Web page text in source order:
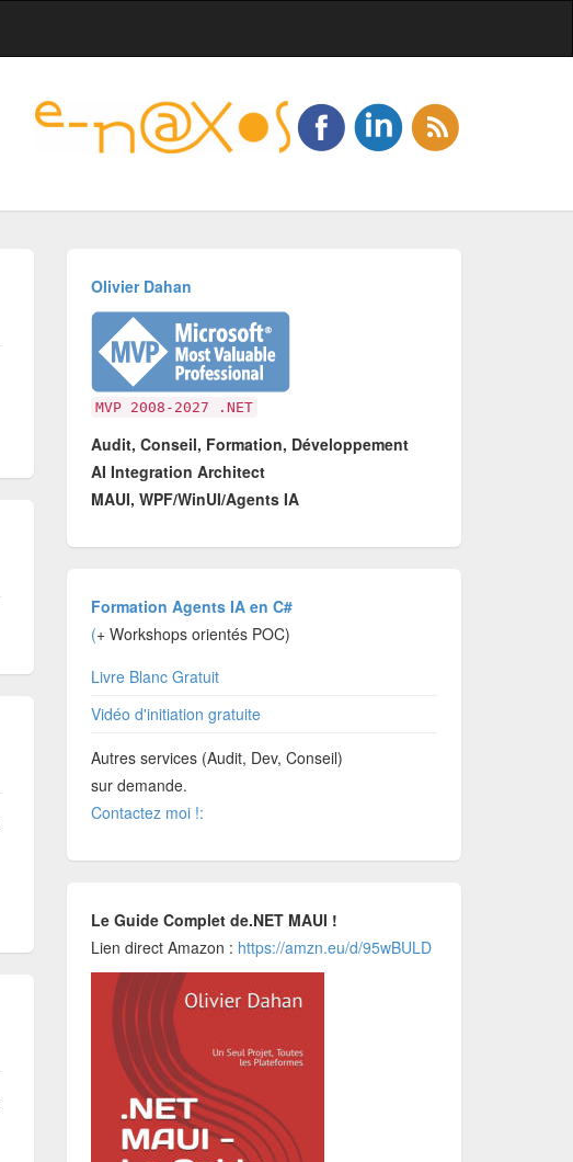
Olivier Dahan
MVP 2008-2027 .NET
Audit, Conseil, Formation, Développement
AI Integration Architect
MAUI, WPF/WinUI/Agents IA
Formation Agents IA en C#
(+ Workshops orientés POC)
Livre Blanc Gratuit
Vidéo d'initiation gratuite
Autres services (Audit, Dev, Conseil)
sur demande.
Contactez moi !:
Le Guide Complet de.NET MAUI !
Lien direct Amazon : https://amzn.eu/d/95wBULD